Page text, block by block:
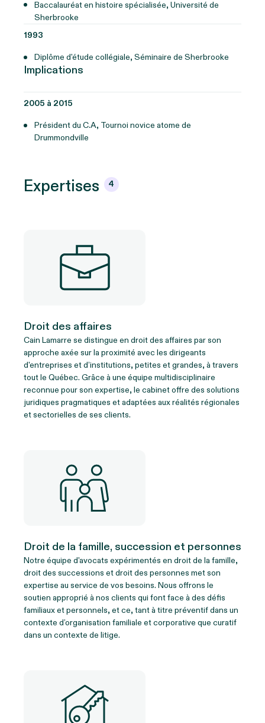
Baccalauréat en histoire spécialisée, Université de
Sherbrooke
1993
Diplôme d'étude collégiale, Séminaire de Sherbrooke
Implications
2005 à 2015
Président du C.A, Tournoi novice atome de
Drummondville
Expertises 4
Droit des affaires
Cain Lamarre se distingue en droit des affaires par son
approche axée sur la proximité avec les dirigeants
d'entreprises et d’institutions, petites et grandes, à travers
tout le Québec. Grâce à une équipe multidisciplinaire
reconnue pour son expertise, le cabinet offre des solutions
juridiques pragmatiques et adaptées aux réalités régionales
et sectorielles de ses clients.
Droit de la famille, succession et personnes
Notre équipe d'avocats expérimentés en droit de la famille,
droit des successions et droit des personnes met son
expertise au service de vos besoins. Nous offrons le
soutien approprié à nos clients qui font face à des défis
familiaux et personnels, et ce, tant à titre préventif dans un
contexte d’organisation familiale et corporative que curatif
dans un contexte de litige.